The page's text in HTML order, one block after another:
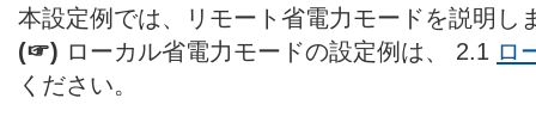
本設定例では、リモート省電力モードを説明し
(☞) ローカル省電力モードの設定例は、 2.1 ロ
ください。